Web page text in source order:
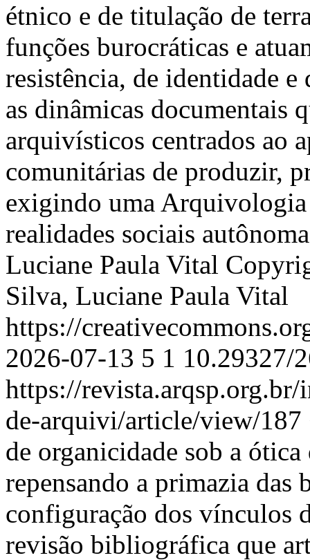
étnico e de titulação de
funções burocráticas e
resistência, de identidade
as dinâmicas documentais
arquivísticos centrados ao
comunitárias de produzir,
exigindo uma Arquivologia
realidades sociais
Luciane Paula Vital
Silva, Luciane Paula Vital
https://
2026-07-13 5 1 10.29327/
https://revista.arqsp.org.br/
de-arquivi/article/view/187
de organicidade sob a
repensando a primazia
configuração dos vínculos
revisão bibliográfica que